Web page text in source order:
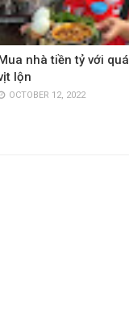
nhà tiền tỷ với
lộn
OCTOBER 12, 2022